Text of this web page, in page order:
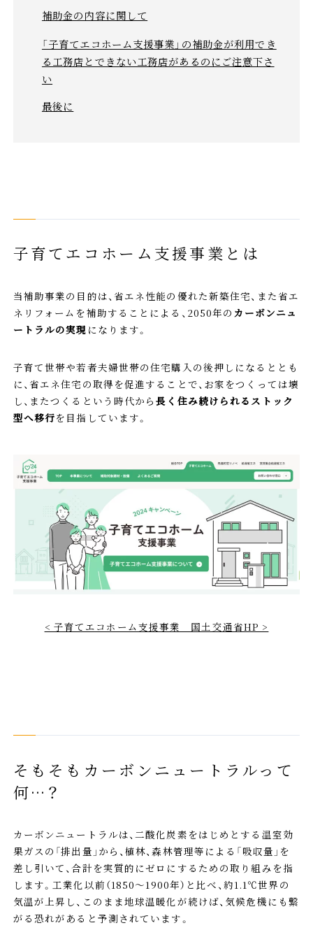
補助金の内容に関して
「子育てエコホーム支援事業」の補助金が利用でき
る工務店とできない工務店があるのにご注意下さ
い
最後に
子育てエコホーム支援事業とは
当補助事業の目的は、省エネ性能の優れた新築住宅、また省エ
ネリフォームを補助することによる、2050年の カーボンニュ
ートラルの実現 になります。
子育て世帯や若者夫婦世帯の住宅購入の後押しになるととも
に、省エネ住宅の取得を促進することで、お家をつくっては壊
し、またつくるという時代から長く住み続けられるストック
型へ移行を目指しています。
< 子育てエコホーム支援事業 国土交通省HP >
そもそもカーボンニュートラルって
何…？
カーボンニュートラルは、二酸化炭素をはじめとする温室効
果ガスの「排出量」から、植林、森林管理等による「吸収量」を
差し引いて、合計を実質的にゼロにするための取り組みを指
します。工業化以前（1850～1900年）と比べ、約1.1℃世界の
気温が上昇し、このまま地球温暖化が続けば、気候危機にも繋
がる恐れがあると予測されています。